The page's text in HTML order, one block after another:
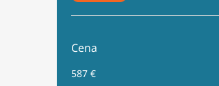
Cena
587 €